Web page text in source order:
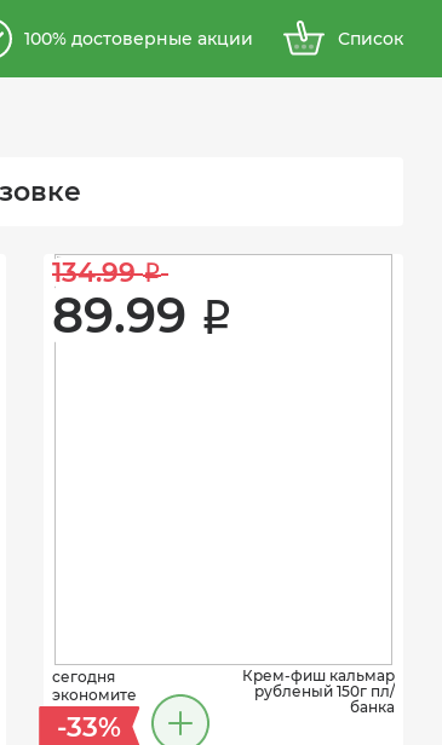
100% достоверные акции Список
134.99 i
89.99 i
сегодня
экономите
-33%
Крем-фиш кальмар
рубленый 150г пл/
банка